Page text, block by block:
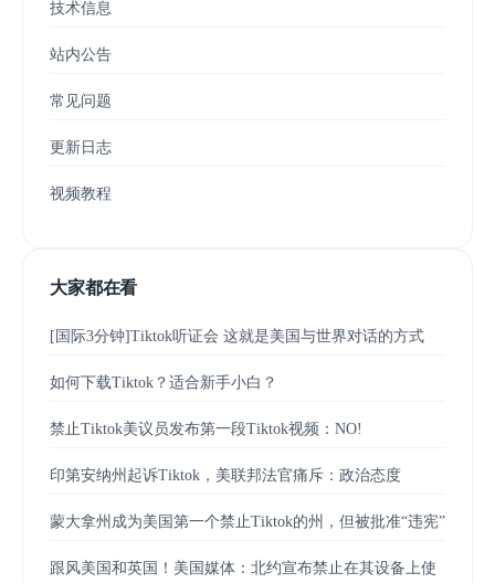
技术信息
站内公告
常见问题
更新日志
视频教程
大家都在看
[国际3分钟]Tiktok听证会 这就是美国与世界对话的方式
如何下载Tiktok？适合新手小白？
禁止Tiktok美议员发布第一段Tiktok视频：NO!
印第安纳州起诉Tiktok，美联邦法官痛斥：政治态度
蒙大拿州成为美国第一个禁止Tiktok的州，但被批准“违宪”
跟风美国和英国！美国媒体：北约宣布禁止在其设备上使